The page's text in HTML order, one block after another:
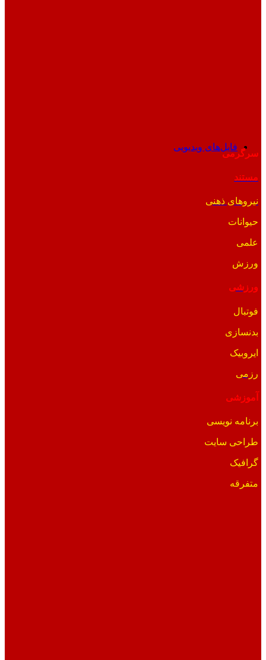
فایل‌های ویدیویی
سرگرمی
مستند
نیروهای ذهنی
حیوانات
علمی
ورزش
ورزشی
فوتبال
بدنسازی
ایروبیک
رزمی
آموزشی
برنامه نویسی
طراحی سایت
گرافیک
متفرقه